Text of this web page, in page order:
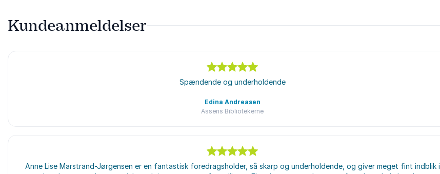
Kundeanmeldelser
Spændende og underholdende
Edina Andreasen
Assens Bibliotekerne
5ud af5
Anne Lise Marstrand-Jørgensen er en fantastisk foredragsholder, så skarp og underholdende, og giver meget fint indblik i